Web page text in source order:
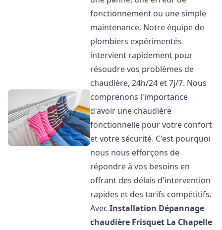
fonctionnement ou une simple
maintenance. Notre équipe de
plombiers expérimentés
intervient rapidement pour
résoudre vos problèmes de
chaudière, 24h/24 et 7j/7. Nous
comprenons l'importance
d'avoir une chaudière
fonctionnelle pour votre confort
et votre sécurité. C'est pourquoi
nous nous efforçons de
répondre à vos besoins en
offrant des délais d'intervention
rapides et des tarifs compétitifs.
AvecInstallation Dépannage
chaudière Frisquet La Chapelle